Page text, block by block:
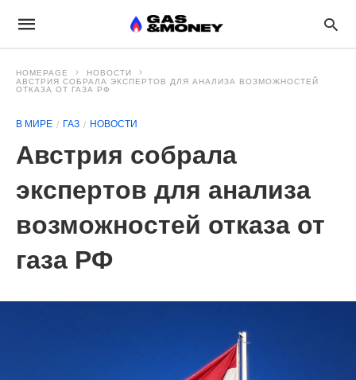
HOMEPAGE
НОВОСТИ
АВСТРИЯ СОБРАЛА ЭКСПЕРТОВ ДЛЯ АНАЛИЗА ВОЗМОЖНОСТЕЙ
ОТКАЗА ОТ ГАЗА РФ
В МИРЕ ГАЗ НОВОСТИ
Австрия собрала
экспертов для анализа
возможностей отказа от
газа РФ